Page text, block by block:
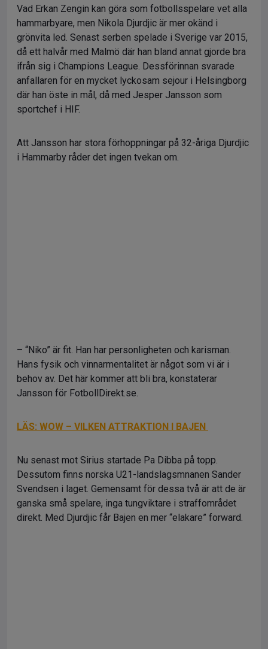
Vad Erkan Zengin kan göra som fotbollsspelare vet alla
hammarbyare, men Nikola Djurdjic är mer okänd i
grönvita led. Senast serben spelade i Sverige var 2015,
då ett halvår med Malmö där han bland annat gjorde bra
ifrån sig i Champions League. Dessförinnan svarade
anfallaren för en mycket lyckosam sejour i Helsingborg
där han öste in mål, då med Jesper Jansson som
sportchef i HIF.
Att Jansson har stora förhoppningar på 32-åriga Djurdjic
i Hammarby råder det ingen tvekan om.
– “Niko” är fit. Han har personligheten och karisman.
Hans fysik och vinnarmentalitet är något som vi är i
behov av. Det här kommer att bli bra, konstaterar
Jansson för FotbollDirekt.se.
LÄS: WOW – VILKEN ATTRAKTION I BAJEN
Nu senast mot Sirius startade Pa Dibba på topp.
Dessutom finns norska U21-landslagsmnanen Sander
Svendsen i laget. Gemensamt för dessa två är att de är
ganska små spelare, inga tungviktare i straffområdet
direkt. Med Djurdjic får Bajen en mer “elakare” forward.